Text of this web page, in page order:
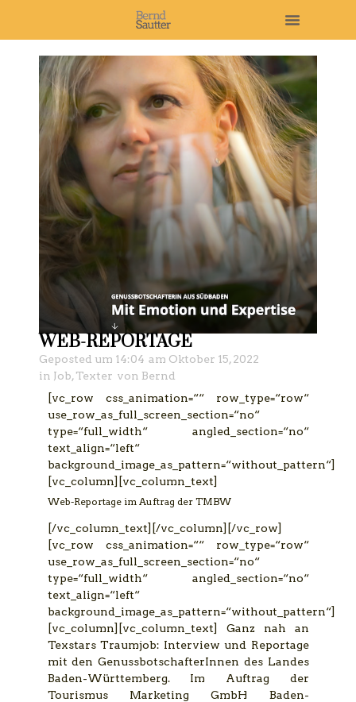
WEB-REPORTAGE
Geposted um 14:04 am Oktober 15, 2022
in Job,Texter von Bernd
[vc_row css_animation=““ row_type=“row“
use_row_as_full_screen_section=“no“
type=“full_width“ angled_section=“no“
text_align=“left“
background_image_as_pattern=“without_pattern“]
[vc_column][vc_column_text]
Web-Reportage im Auftrag der TMBW
[/vc_column_text][/vc_column][/vc_row]
[vc_row css_animation=““ row_type=“row“
use_row_as_full_screen_section=“no“
type=“full_width“ angled_section=“no“
text_align=“left“
background_image_as_pattern=“without_pattern“]
[vc_column][vc_column_text] Ganz nah an
Texstars Traumjob: Interview und Reportage
mit den GenussbotschafterInnen des Landes
Baden-Württemberg. Im Auftrag der
Tourismus Marketing GmbH Baden-